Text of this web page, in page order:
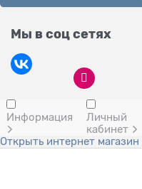
Мы в соц сетях
Информация
Личный
кабинет
Открыть интернет магазин